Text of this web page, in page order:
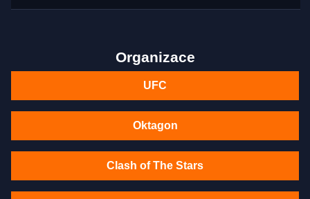
Organizace
UFC
Oktagon
Clash of The Stars